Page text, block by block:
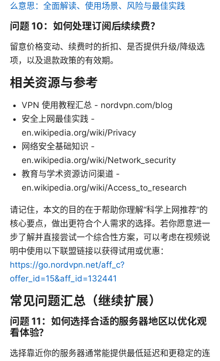
么意思：全面解读、使用场景、风险与最佳实践
问题 10：如何处理订阅后续续费？
留意价格变动、续费时的折扣、是否提供升级/降级选
项，以及退款政策的有效期。
相关资源与参考
VPN 使用教程汇总 - nordvpn.com/blog
安全上网最佳实践 -
en.wikipedia.org/wiki/Privacy
网络安全基础知识 -
en.wikipedia.org/wiki/Network_security
教育与学术资源访问渠道 -
en.wikipedia.org/wiki/Access_to_research
请记住，本文的目的在于帮助你理解“科学上网推荐”的
核心要点，做出更符合个人需求的选择。若你愿意进一
步了解并直接尝试一个综合性方案，可以考虑在视频说
明中使用以下联盟链接以获得试用或优惠：
https://go.nordvpn.net/aff_c?
offer_id=15&aff_id=132441
常见问题汇总（继续扩展）
问题 11：如何选择合适的服务器地区以优化观
看体验？
选择靠近你的服务器通常能提供最低延迟和更稳定的连